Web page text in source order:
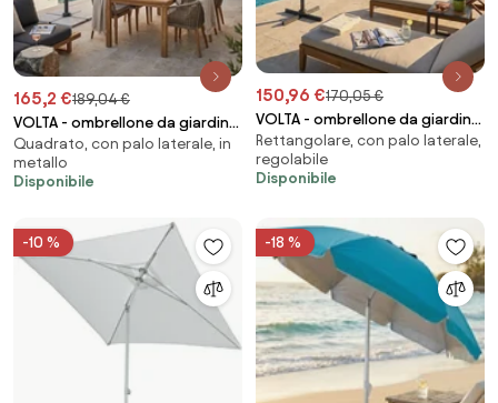
165,2 €189,04 €
VOLTA - ombrellone da giardino
decentrato 3 x 3
Quadrato, con palo laterale, in
metallo
Disponibile
150,96 €170,05 €
VOLTA - ombrellone da giardino
decentrato 2 x 3
Rettangolare, con palo laterale,
regolabile
Disponibile
-10 % -18 %